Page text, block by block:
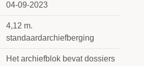
04-09-2023
4,12 m.
standaardarchiefberging
Het archiefblok bevat dossiers